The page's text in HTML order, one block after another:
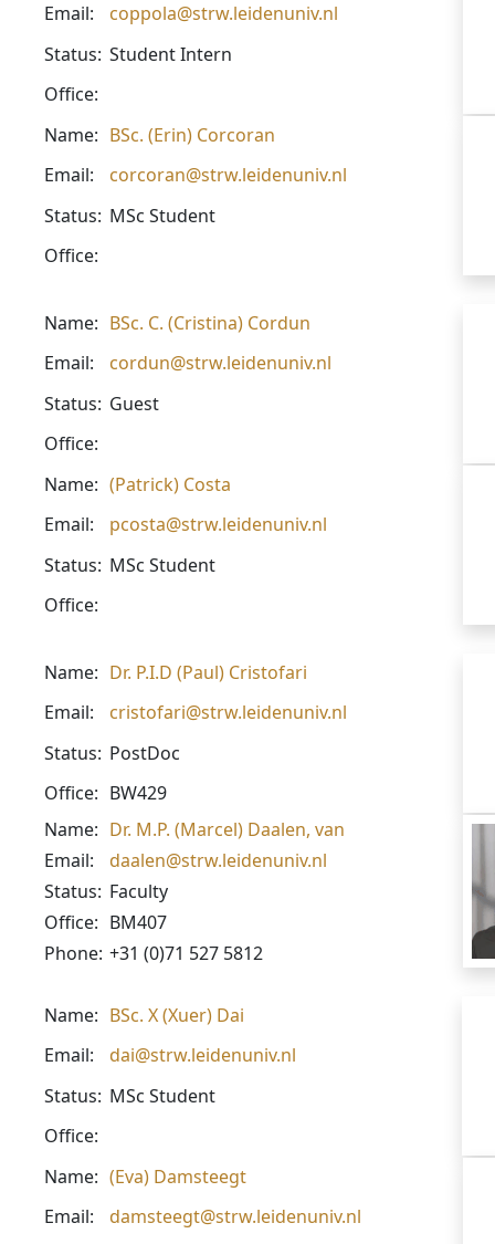
Email:
coppola@strw.leidenuniv.nl
Status: Student Intern
Office:
Name: BSc. (Erin) Corcoran
Email:
corcoran@strw.leidenuniv.nl
Status: MSc Student
Office:
Name: BSc. C. (Cristina) Cordun
Email:
cordun@strw.leidenuniv.nl
Status: Guest
Office:
Name: (Patrick) Costa
Email:
pcosta@strw.leidenuniv.nl
Status: MSc Student
Office:
Name: Dr. P.I.D (Paul) Cristofari
Email:
cristofari@strw.leidenuniv.nl
Status: PostDoc
Office: BW429
Name: Dr. M.P. (Marcel) Daalen, van
Email:
daalen@strw.leidenuniv.nl
Status: Faculty
Office: BM407
Phone: +31 (0)71 527 5812
Name: BSc. X (Xuer) Dai
Email:
dai@strw.leidenuniv.nl
Status: MSc Student
Office:
Name: (Eva) Damsteegt
Email:
damsteegt@strw.leidenuniv.nl